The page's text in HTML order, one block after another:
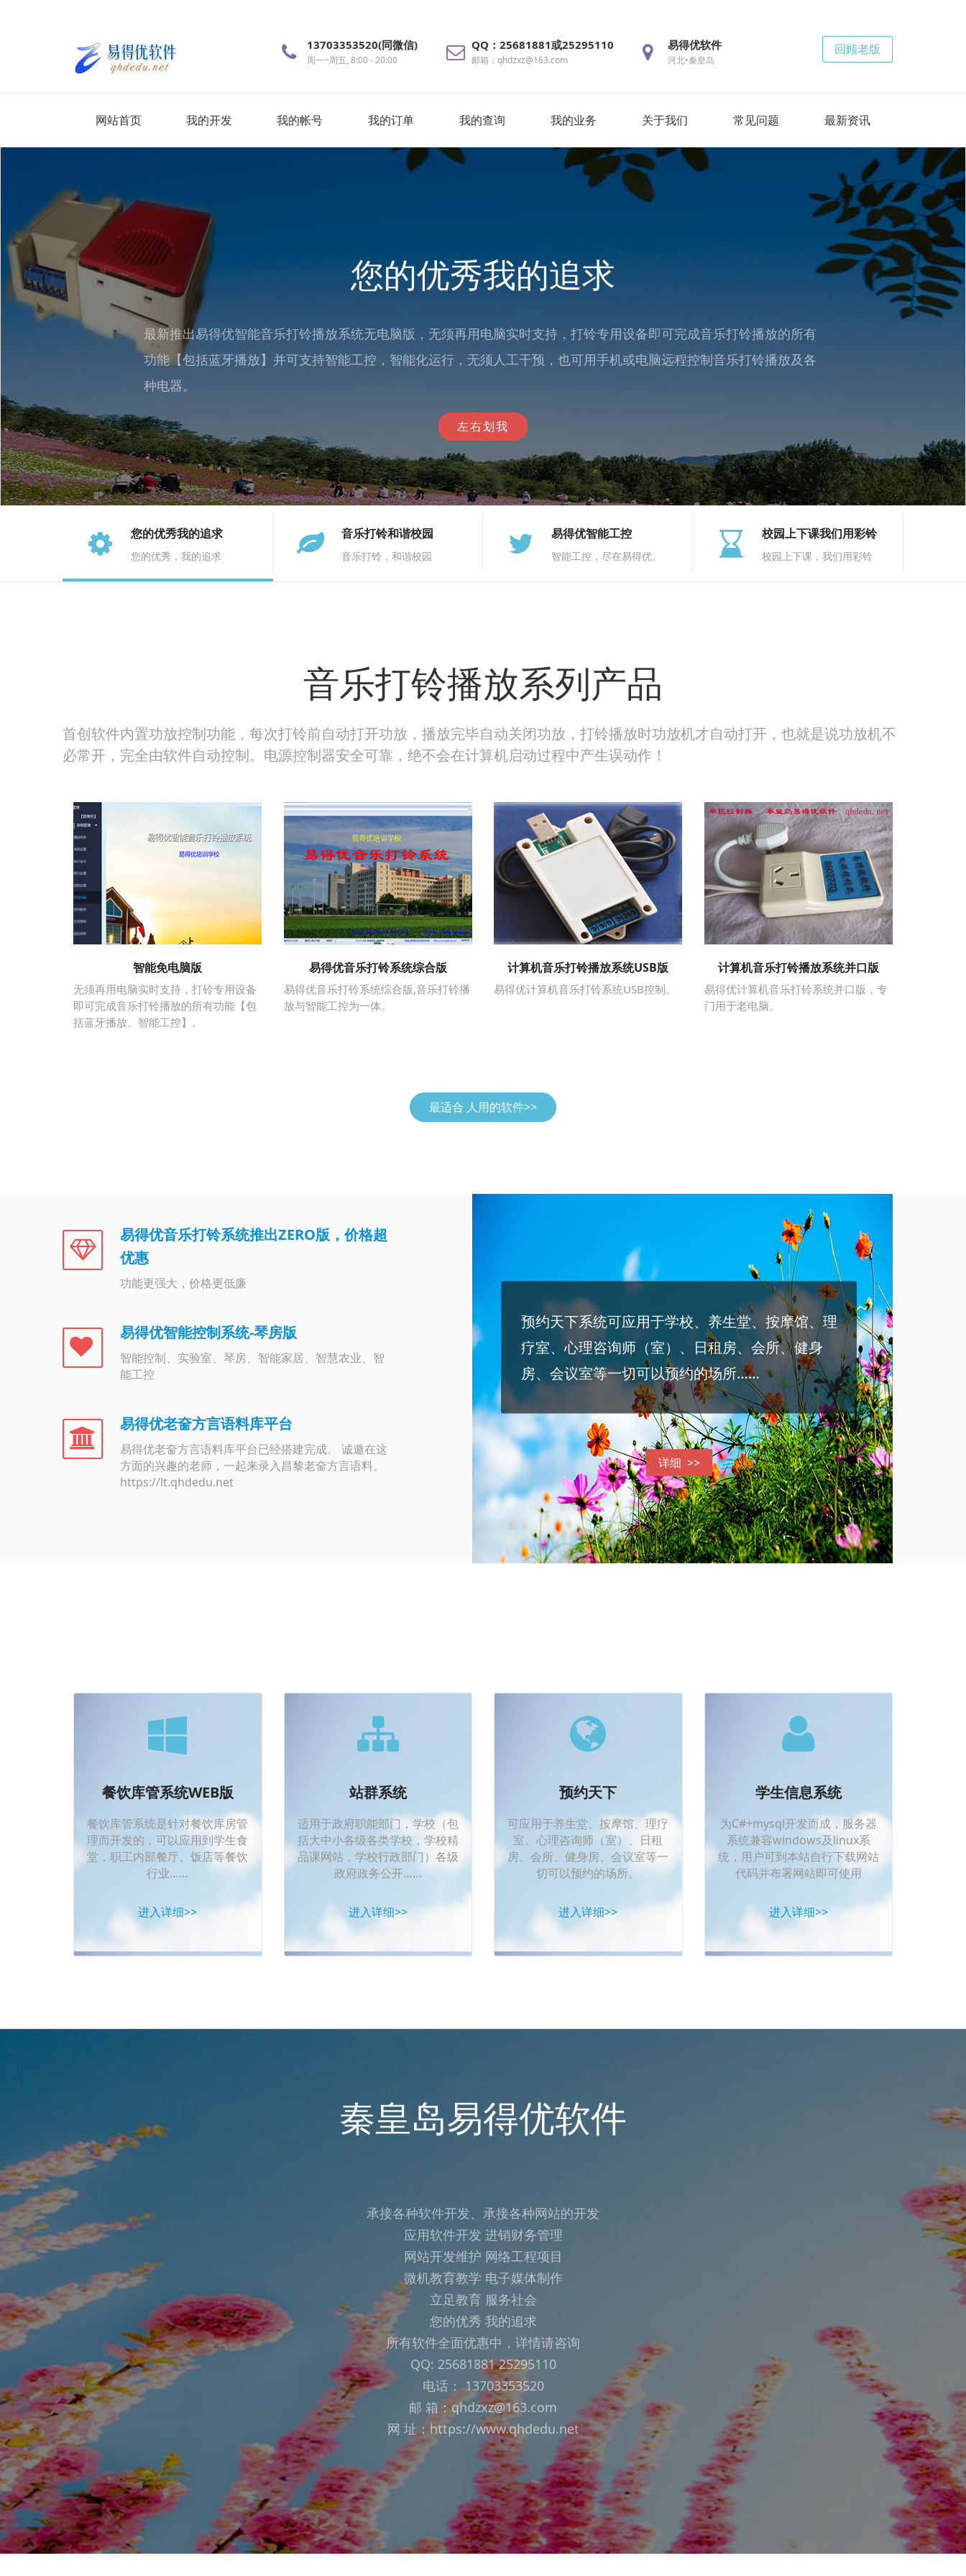
13703353520(同微信)
周一~周五, 8:00 - 20:00
QQ：25681881或25295110
邮箱：qhdzxz@163.com
易得优软件
河北•秦皇岛
回顾老版
网站首页 我的开发 我的帐号 我的订单 我的查询 我的业务 关于我们 常见问题 最新资讯
您的优秀我的追求
最新推出易得优智能音乐打铃播放系统无电脑版，无须再用电脑实时支持，打铃专用设备即可完成音乐打铃播放的所有
功能【包括蓝牙播放】并可支持智能工控，智能化运行，无须人工干预，也可用手机或电脑远程控制音乐打铃播放及各
种电器。
左右划我
您的优秀我的追求
您的优秀，我的追求
音乐打铃和谐校园
音乐打铃，和谐校园
易得优智能工控
智能工控，尽在易得优。
校园上下课我们用彩铃
校园上下课，我们用彩铃
音乐打铃播放系列产品
首创软件内置功放控制功能，每次打铃前自动打开功放，播放完毕自动关闭功放，打铃播放时功放机才自动打开，也就是说功放机不
必常开，完全由软件自动控制。电源控制器安全可靠，绝不会在计算机启动过程中产生误动作！
智能免电脑版
无须再用电脑实时支持，打铃专用设备
即可完成音乐打铃播放的所有功能【包
括蓝牙播放、智能工控】。
易得优音乐打铃系统综合版
易得优音乐打铃系统综合版,音乐打铃播
放与智能工控为一体。
计算机音乐打铃播放系统USB版
易得优计算机音乐打铃系统USB控制。
计算机音乐打铃播放系统并口版
易得优计算机音乐打铃系统并口版，专
门用于老电脑。
最适合 人用的软件>>
易得优音乐打铃系统推出ZERO版，价格超
优惠
功能更强大，价格更低廉
易得优智能控制系统-琴房版
智能控制、实验室、琴房、智能家居、智慧农业、智
能工控
易得优老奤方言语料库平台
易得优老奤方言语料库平台已经搭建完成。 诚邀在这
方面的兴趣的老师，一起来录入昌黎老奤方言语料。
https://lt.qhdedu.net
预约天下系统可应用于学校、养生堂、按摩馆、理
疗室、心理咨询师（室）、日租房、会所、健身
房、会议室等一切可以预约的场所……
详细 >>
餐饮库管系统WEB版
餐饮库管系统是针对餐饮库房管
理而开发的，可以应用到学生食
堂，职工内部餐厅、饭店等餐饮
行业……
进入详细>>
站群系统
适用于政府职能部门，学校（包
括大中小各级各类学校，学校精
品课网站，学校行政部门）各级
政府政务公开……
进入详细>>
预约天下
可应用于养生堂、按摩馆、理疗
室、心理咨询师（室）、日租
房、会所、健身房、会议室等一
切可以预约的场所。
进入详细>>
学生信息系统
为C#+mysql开发而成，服务器
系统兼容windows及linux系
统，用户可到本站自行下载网站
代码并布署网站即可使用
进入详细>>
秦皇岛易得优软件
承接各种软件开发、承接各种网站的开发
应用软件开发 进销财务管理
网站开发维护 网络工程项目
微机教育教学 电子媒体制作
立足教育 服务社会
您的优秀 我的追求
所有软件全面优惠中，详情请咨询
QQ: 25681881 25295110
电话： 13703353520
邮 箱：qhdzxz@163.com
网 址：https://www.qhdedu.net